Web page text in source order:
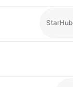
StarHub